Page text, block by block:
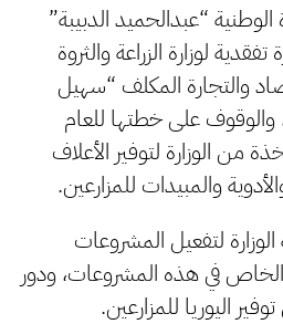
“عبدالحميد الدبيبة”
لوزارة الزراعة والثروة
والتجارة المكلف “سهيل
والوقوف على خطتها للعام
من الوزارة لتوفير الأعلاف
والمبيدات للمزارعين.
لتفعيل المشروعات
الخاص في هذه المشروعات، ودور
اليوريا للمزارعين.